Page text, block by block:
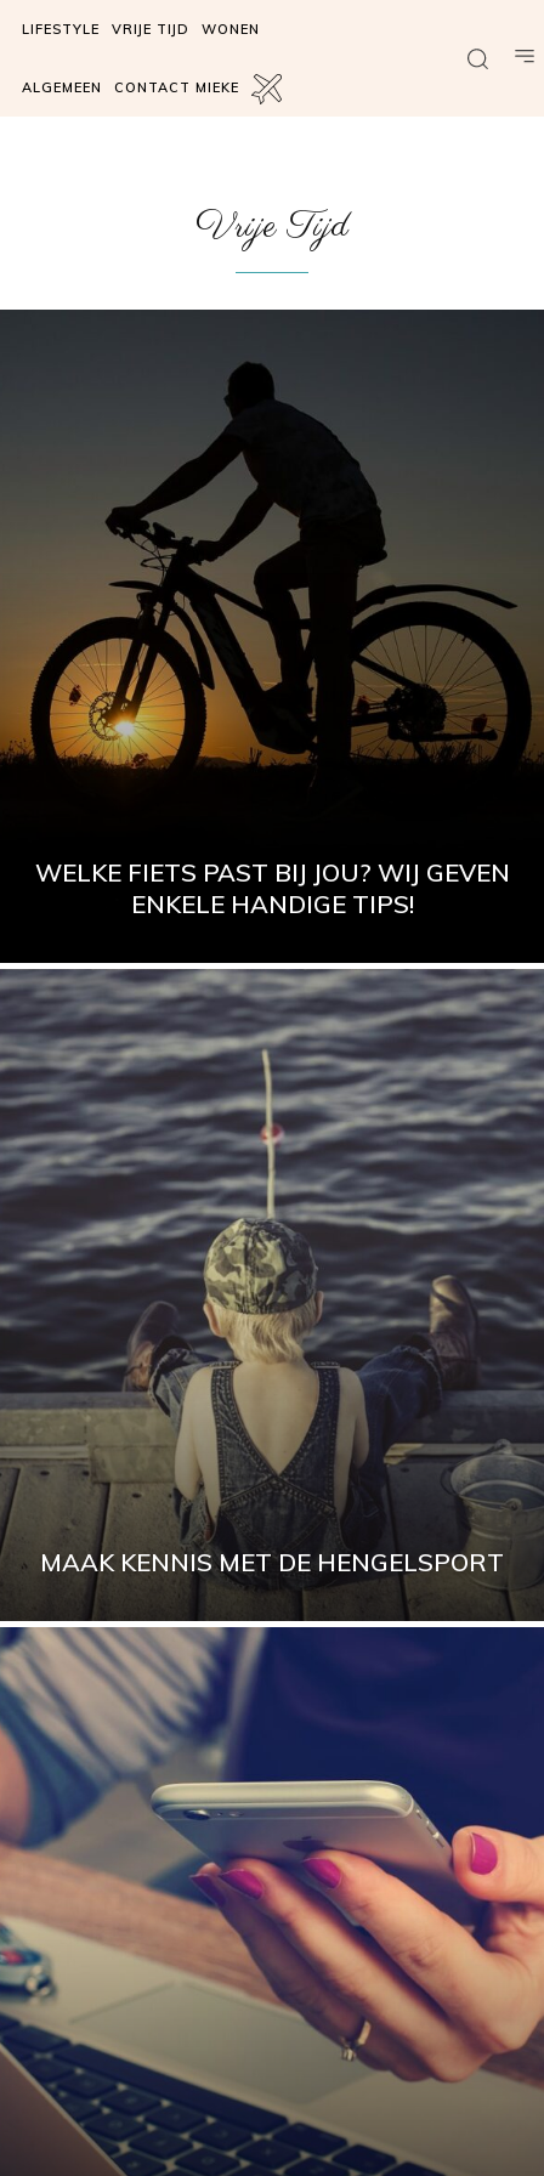
LIFESTYLE VRIJE TIJD WONEN
ALGEMEEN CONTACT MIEKE
Vrije Tijd
WELKE FIETS PAST BIJ JOU? WIJ GEVEN
ENKELE HANDIGE TIPS!
MAAK KENNIS MET DE HENGELSPORT